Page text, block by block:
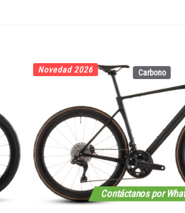
Carbono
Contáctanos por
Novedad 2026